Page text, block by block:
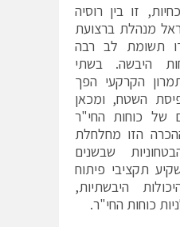
זו בין רוסיה
מנהלת ברצועת
תשומת לב רבה
היבשה. בשתי
הקרקעי הפך
השטח, ומכאן
של כוחות החי"ר
הזו מחלחלת
שבשנים
תקציבי פיתוח
היבשתיות,
כוחות החי"ר.